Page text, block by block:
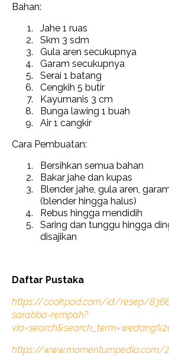
Bahan:
Jahe 1 ruas
Skm 3 sdm
Gula aren secukupnya
Garam secukupnya
Serai 1 batang
Cengkih 5 butir
Kayumanis 3 cm
Bunga lawing 1 buah
Air 1 cangkir
Cara Pembuatan:
Bersihkan semua bahan
Bakar jahe dan kupas
Blender jahe, gula aren,
(blender hingga halus)
Rebus hingga mendidih
Saring dan tunggu hingga
disajikan
Daftar Pustaka
https://cookpad.com/id/resep/
sarabba-rempah?
https://www.momentumpedia.com/